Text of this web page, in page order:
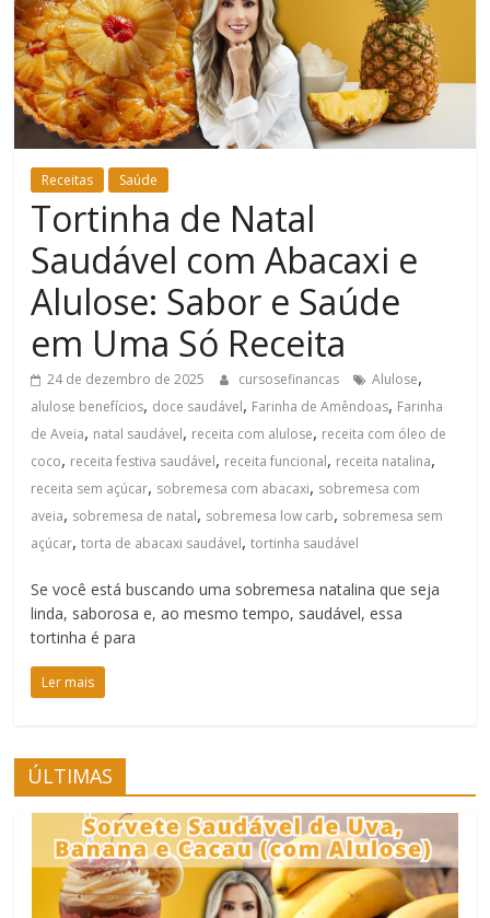
Estar
Receitas Saúde
Tortinha de Natal
Saudável com Abacaxi e
Alulose: Sabor e Saúde
em Uma Só Receita
24 de dezembro de 2025 cursosefinancas Alulose,
alulose benefícios, doce saudável, Farinha de Amêndoas, Farinha
de Aveia, natal saudável, receita com alulose, receita com óleo de
coco, receita festiva saudável, receita funcional, receita natalina,
receita sem açúcar, sobremesa com abacaxi, sobremesa com
aveia, sobremesa de natal, sobremesa low carb, sobremesa sem
açúcar,torta de abacaxi saudável,tortinha saudável
Se você está buscando uma sobremesa natalina que seja
linda, saborosa e, ao mesmo tempo, saudável, essa
tortinha é para
Ler mais
ÚLTIMAS